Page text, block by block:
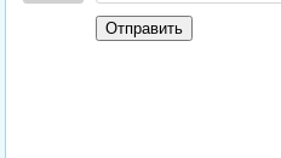
Отправить